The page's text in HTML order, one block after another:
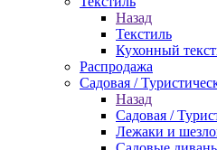
Назад
Текстиль
Кухонный
Распродажа
Садовая /
Назад
Садовая /
Лежаки и